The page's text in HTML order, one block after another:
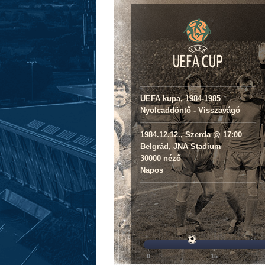
UEFA kupa, 1984-1985
Nyolcaddöntő - Visszavágó
1984.12.12., Szerda @ 17:00
Belgrád, JNA Stadium
30000 néző
Napos
0 15